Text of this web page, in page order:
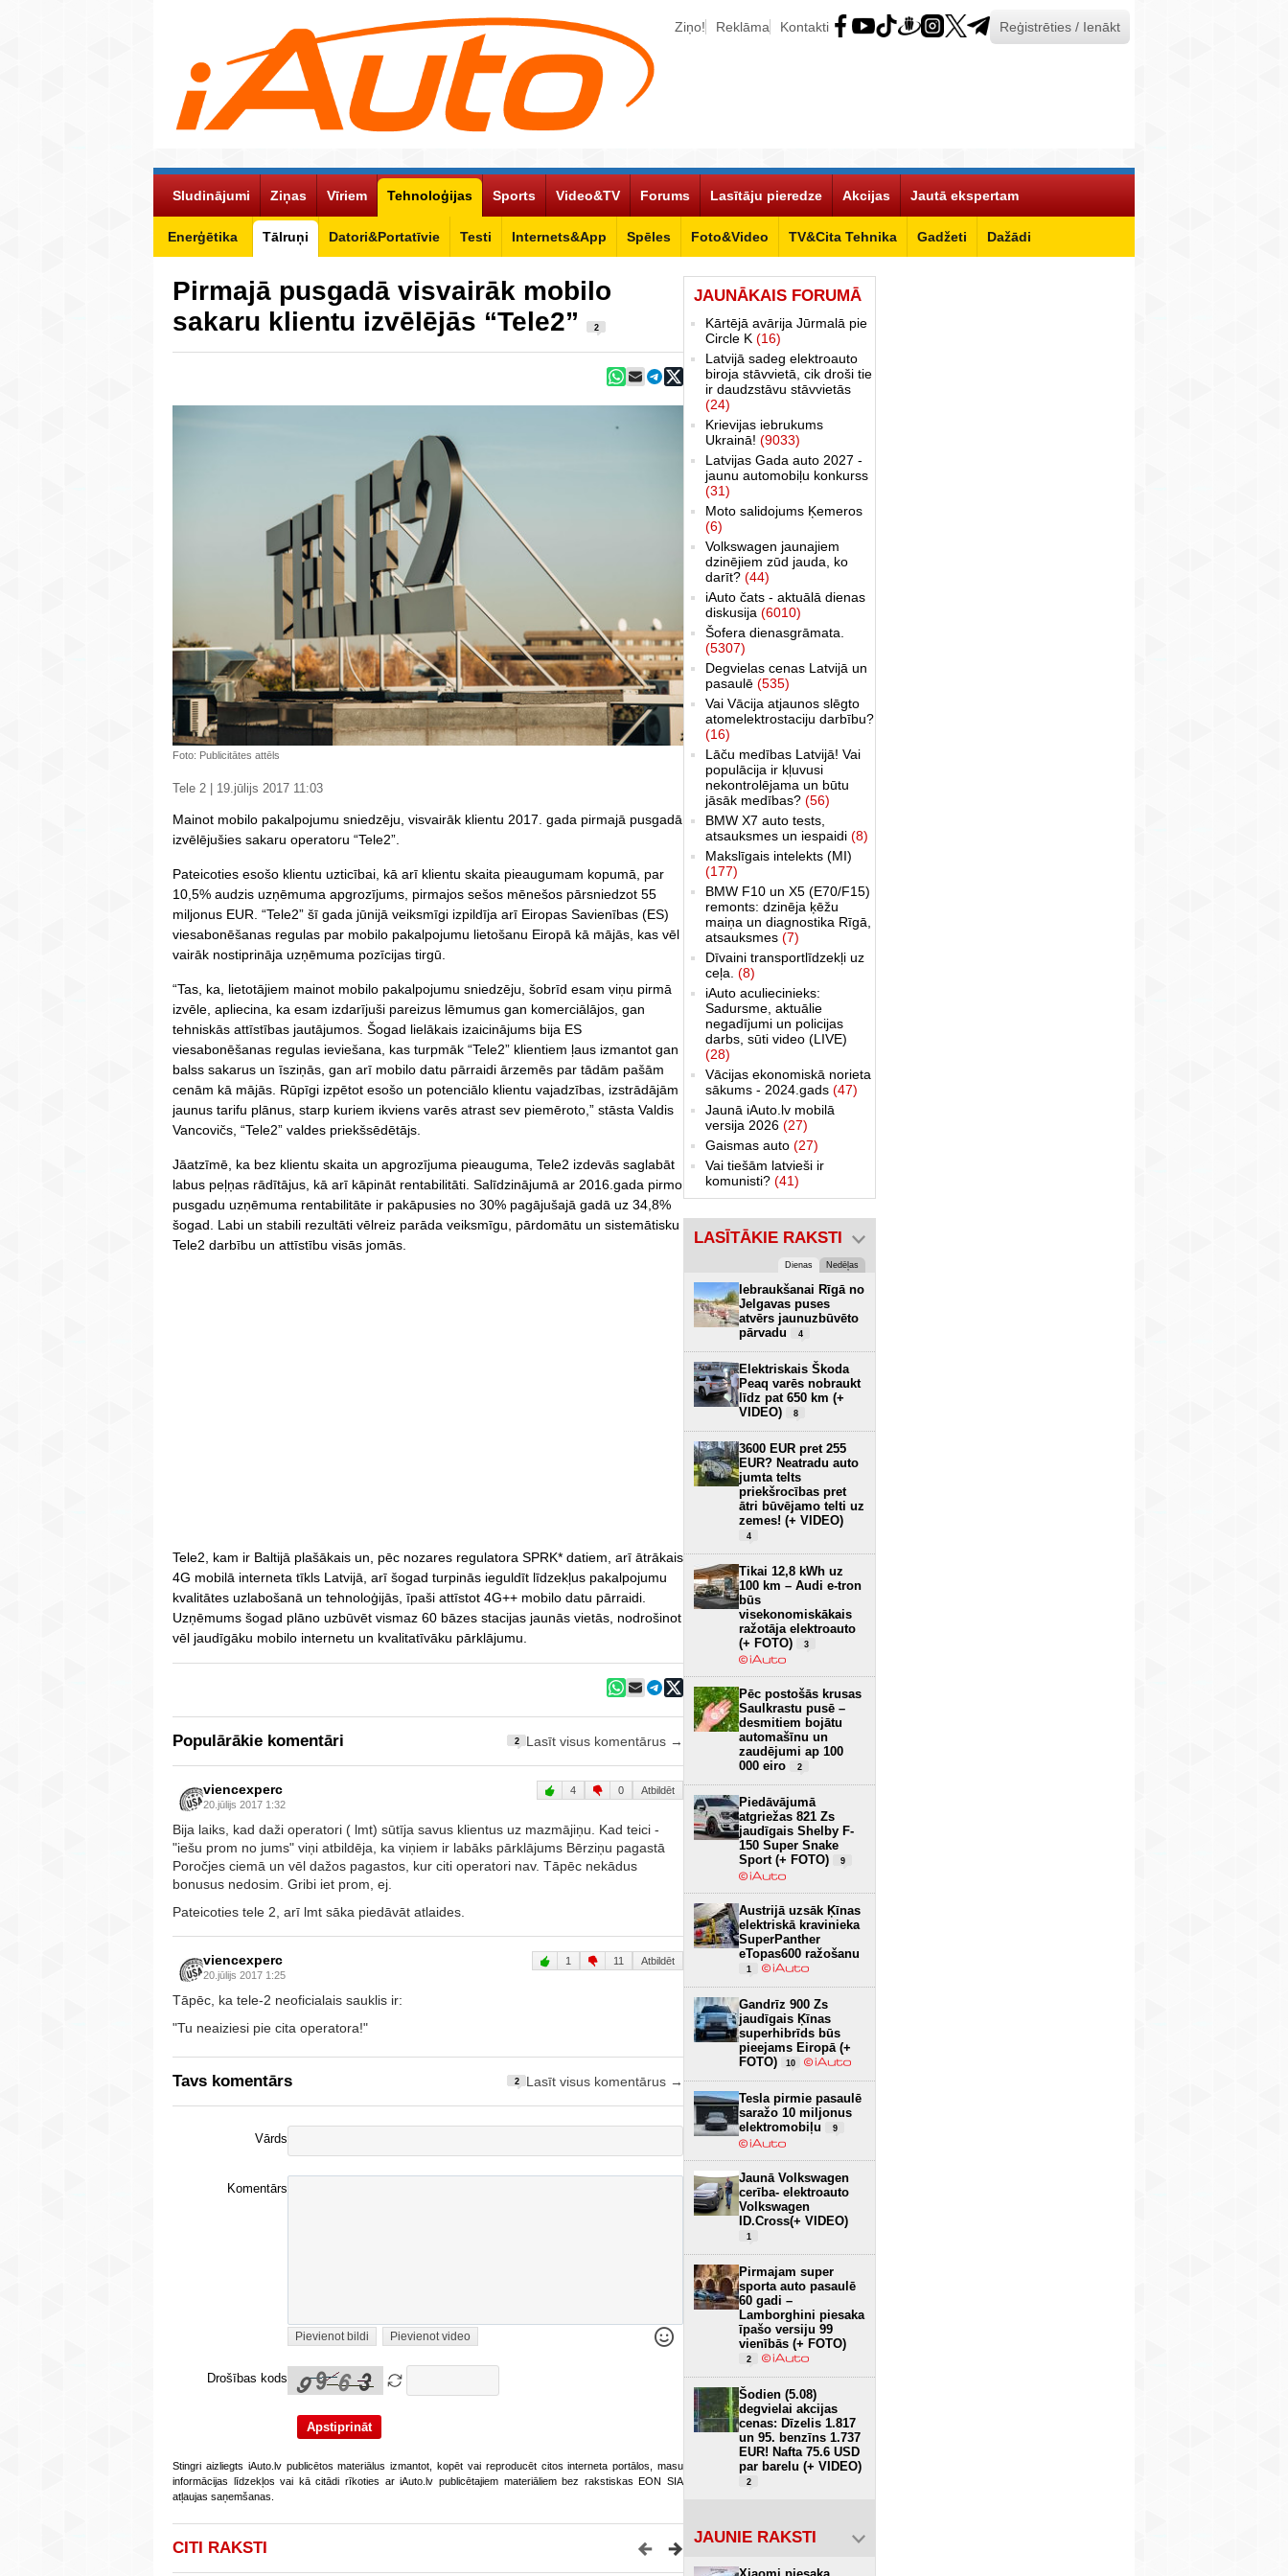
Ziņo! Reklāma Kontakti Reģistrēties / Ienākt
Sludinājumi Ziņas Vīriem Tehnoloģijas
Enerģētika Tālruņi Datori&Portatīvie Testi Internets&App Spēles Foto&Video TV&Cita Tehnika Gadžeti Dažādi
Sports Video&TV Forums Lasītāju pieredze Akcijas Jautā ekspertam
Pirmajā pusgadā visvairāk mobilo
sakaru klientu izvēlējās “Tele2”
2
Foto: Publicitātes attēls
Tele 2 | 19.jūlijs 2017 11:03
Mainot mobilo pakalpojumu sniedzēju, visvairāk klientu 2017. gada pirmajā pusgadā
izvēlējušies sakaru operatoru “Tele2”.
Pateicoties esošo klientu uzticībai, kā arī klientu skaita pieaugumam kopumā, par
10,5% audzis uzņēmuma apgrozījums, pirmajos sešos mēnešos pārsniedzot 55
miljonus EUR. “Tele2” šī gada jūnijā veiksmīgi izpildīja arī Eiropas Savienības (ES)
viesabonēšanas regulas par mobilo pakalpojumu lietošanu Eiropā kā mājās, kas vēl
vairāk nostiprināja uzņēmuma pozīcijas tirgū.
“Tas, ka, lietotājiem mainot mobilo pakalpojumu sniedzēju, šobrīd esam viņu pirmā
izvēle, apliecina, ka esam izdarījuši pareizus lēmumus gan komerciālājos, gan
tehniskās attīstības jautājumos. Šogad lielākais izaicinājums bija ES
viesabonēšanas regulas ieviešana, kas turpmāk “Tele2” klientiem ļaus izmantot gan
balss sakarus un īsziņās, gan arī mobilo datu pārraidi ārzemēs par tādām pašām
cenām kā mājās. Rūpīgi izpētot esošo un potenciālo klientu vajadzības, izstrādājām
jaunus tarifu plānus, starp kuriem ikviens varēs atrast sev piemēroto,” stāsta Valdis
Vancovičs, “Tele2” valdes priekšsēdētājs.
Jāatzīmē, ka bez klientu skaita un apgrozījuma pieauguma, Tele2 izdevās saglabāt
labus peļņas rādītājus, kā arī kāpināt rentabilitāti. Salīdzinājumā ar 2016.gada pirmo
pusgadu uzņēmuma rentabilitāte ir pakāpusies no 30% pagājušajā gadā uz 34,8%
šogad. Labi un stabili rezultāti vēlreiz parāda veiksmīgu, pārdomātu un sistemātisku
Tele2 darbību un attīstību visās jomās.
Tele2, kam ir Baltijā plašākais un, pēc nozares regulatora SPRK* datiem, arī ātrākais
4G mobilā interneta tīkls Latvijā, arī šogad turpinās ieguldīt līdzekļus pakalpojumu
kvalitātes uzlabošanā un tehnoloģijās, īpaši attīstot 4G++ mobilo datu pārraidi.
Uzņēmums šogad plāno uzbūvēt vismaz 60 bāzes stacijas jaunās vietās, nodrošinot
vēl jaudīgāku mobilo internetu un kvalitatīvāku pārklājumu.
Populārākie komentāri 2 Lasīt visus komentārus →
viencexperc
20.jūlijs 2017 1:32
4 0 Atbildēt
Bija laiks, kad daži operatori ( lmt) sūtīja savus klientus uz mazmājiņu. Kad teici -
"iešu prom no jums" viņi atbildēja, ka viņiem ir labāks pārklājums Bērziņu pagastā
Poročjes ciemā un vēl dažos pagastos, kur citi operatori nav. Tāpēc nekādus
bonusus nedosim. Gribi iet prom, ej.
Pateicoties tele 2, arī lmt sāka piedāvāt atlaides.
viencexperc
20.jūlijs 2017 1:25
1 11 Atbildēt
Tāpēc, ka tele-2 neoficialais sauklis ir:
"Tu neaiziesi pie cita operatora!"
Tavs komentārs 2 Lasīt visus komentārus →
Vārds
Komentārs
Pievienot bildi Pievienot video
Drošības kods
Stingri aizliegts iAuto.lv publicētos materiālus izmantot, kopēt vai reproducēt citos interneta portālos, masu
informācijas līdzekļos vai kā citādi rīkoties ar iAuto.lv publicētajiem materiāliem bez rakstiskas EON SIA
atļaujas saņemšanas.
CITI RAKSTI
JAUNĀKAIS FORUMĀ
Kārtējā avārija Jūrmalā pie
Circle K (16)
Latvijā sadeg elektroauto
biroja stāvvietā, cik droši tie
ir daudzstāvu stāvvietās
(24)
Krievijas iebrukums
Ukrainā! (9033)
Latvijas Gada auto 2027 -
jaunu automobiļu konkurss
(31)
Moto salidojums Ķemeros
(6)
Volkswagen jaunajiem
dzinējiem zūd jauda, ko
darīt? (44)
iAuto čats - aktuālā dienas
diskusija (6010)
Šofera dienasgrāmata.
(5307)
Degvielas cenas Latvijā un
pasaulē (535)
Vai Vācija atjaunos slēgto
atomelektrostaciju darbību?
(16)
Lāču medības Latvijā! Vai
populācija ir kļuvusi
nekontrolējama un būtu
jāsāk medības? (56)
BMW X7 auto tests,
atsauksmes un iespaidi (8)
Makslīgais intelekts (MI)
(177)
BMW F10 un X5 (E70/F15)
remonts: dzinēja ķēžu
maiņa un diagnostika Rīgā,
atsauksmes (7)
Dīvaini transportlīdzekļi uz
ceļa. (8)
iAuto aculiecinieks:
Sadursme, aktuālie
negadījumi un policijas
darbs, sūti video (LIVE)
(28)
Vācijas ekonomiskā norieta
sākums - 2024.gads (47)
Jaunā iAuto.lv mobilā
versija 2026 (27)
Gaismas auto (27)
Vai tiešām latvieši ir
komunisti? (41)
LASĪTĀKIE RAKSTI
Dienas Nedēļas
Iebraukšanai Rīgā no
Jelgavas puses
atvērs jaunuzbūvēto
pārvadu
4
Elektriskais Škoda
Peaq varēs nobraukt
līdz pat 650 km (+
VIDEO)
8
3600 EUR pret 255
EUR? Neatradu auto
jumta telts
priekšrocības pret
ātri būvējamo telti uz
zemes! (+ VIDEO)
4
Tikai 12,8 kWh uz
100 km – Audi e-tron
būs
visekonomiskākais
ražotāja elektroauto
(+ FOTO)
3
Pēc postošās krusas
Saulkrastu pusē –
desmitiem bojātu
automašīnu un
zaudējumi ap 100
000 eiro
2
Piedāvājumā
atgriežas 821 Zs
jaudīgais Shelby F-
150 Super Snake
Sport (+ FOTO)
9
Austrijā uzsāk Ķīnas
elektriskā kravinieka
SuperPanther
eTopas600 ražošanu
1
Gandrīz 900 Zs
jaudīgais Ķīnas
superhibrīds būs
pieejams Eiropā (+
FOTO)
10
Tesla pirmie pasaulē
saražo 10 miljonus
elektromobiļu
9
Jaunā Volkswagen
cerība- elektroauto
Volkswagen
ID.Cross(+ VIDEO)
1
Pirmajam super
sporta auto pasaulē
60 gadi –
Lamborghini piesaka
īpašo versiju 99
vienībās (+ FOTO)
2
Šodien (5.08)
degvielai akcijas
cenas: Dīzelis 1.817
un 95. benzīns 1.737
EUR! Nafta 75.6 USD
par barelu (+ VIDEO)
2
JAUNIE RAKSTI